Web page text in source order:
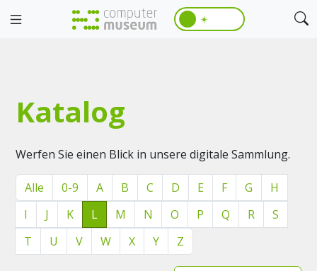
☀️
Katalog
Werfen Sie einen Blick in unsere digitale Sammlung.
Alle 0-9 A B C D E F G
H
I
J K L M N O P Q R
S
T
U V W X Y Z